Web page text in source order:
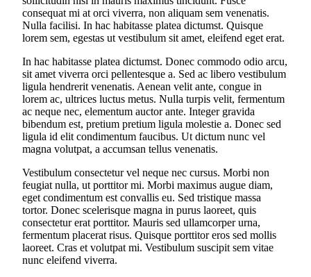
consequat mi at orci viverra, non aliquam sem venenatis.
Nulla facilisi. In hac habitasse platea dictumst. Quisque
lorem sem, egestas ut vestibulum sit amet, eleifend eget erat.
In hac habitasse platea dictumst. Donec commodo odio arcu,
sit amet viverra orci pellentesque a. Sed ac libero vestibulum
ligula hendrerit venenatis. Aenean velit ante, congue in
lorem ac, ultrices luctus metus. Nulla turpis velit, fermentum
ac neque nec, elementum auctor ante. Integer gravida
bibendum est, pretium pretium ligula molestie a. Donec sed
ligula id elit condimentum faucibus. Ut dictum nunc vel
magna volutpat, a accumsan tellus venenatis.
Vestibulum consectetur vel neque nec cursus. Morbi non
feugiat nulla, ut porttitor mi. Morbi maximus augue diam,
eget condimentum est convallis eu. Sed tristique massa
tortor. Donec scelerisque magna in purus laoreet, quis
consectetur erat porttitor. Mauris sed ullamcorper urna,
fermentum placerat risus. Quisque porttitor eros sed mollis
laoreet. Cras et volutpat mi. Vestibulum suscipit sem vitae
nunc eleifend viverra.